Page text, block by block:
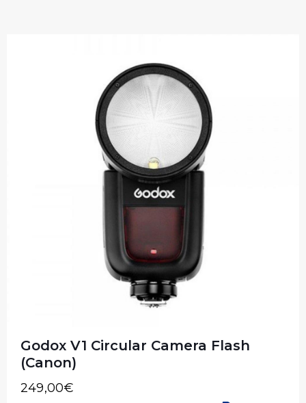
Godox V1 Circular Camera Flash
(Canon)
249,00€